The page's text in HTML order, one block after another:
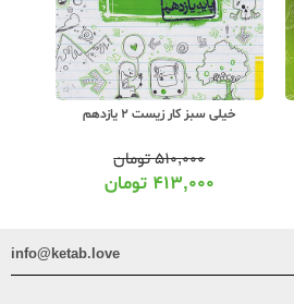
خیلی سبز کار زیست 2 یازدهم
۵۱۰,۰۰۰تومان
۴۱۳,۰۰۰ تومان
info@ketab.love